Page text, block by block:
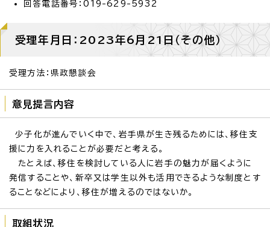
回答電話番号：019-629-5932
受理年月日：2023年6月21日（その他）
受理方法：県政懇談会
意見提言内容
少子化が進んでいく中で、岩手県が生き残るためには、移住支
援に力を入れることが必要だと考える。
たとえば、移住を検討している人に岩手の魅力が届くように
発信することや、新卒又は学生以外も活用できるような制度とす
ることなどにより、移住が増えるのではないか。
取組状況